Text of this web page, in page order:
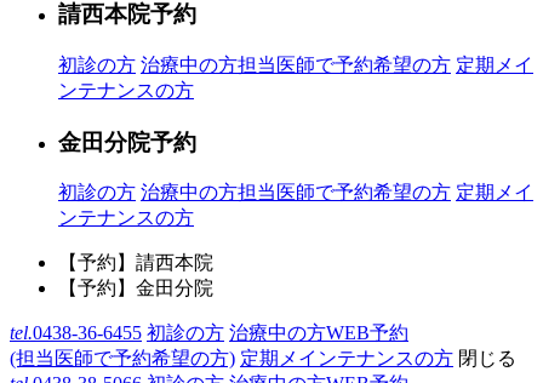
請西本院予約
初診の方 治療中の方担当医師で予約希望の方 定期メイ
ンテナンスの方
金田分院予約
初診の方 治療中の方担当医師で予約希望の方 定期メイ
ンテナンスの方
【予約】請西本院
【予約】金田分院
tel.0438-36-6455 初診の方 治療中の方WEB予約
(担当医師で予約希望の方) 定期メインテナンスの方 閉じる